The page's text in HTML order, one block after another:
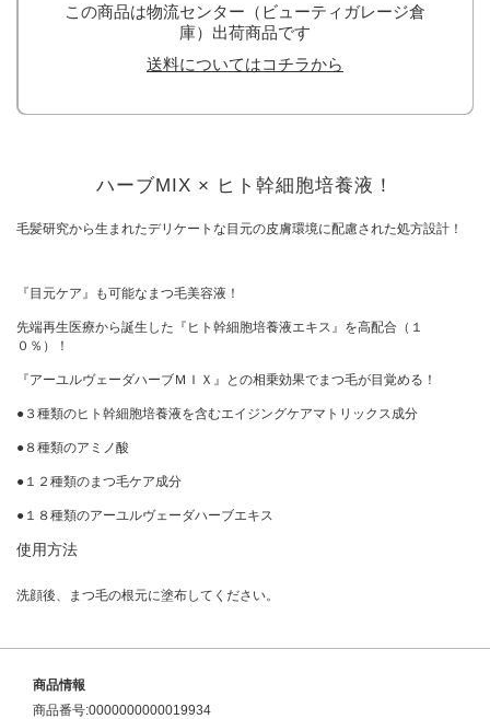
この商品は物流センター（ビューティガレージ倉
庫）出荷商品です
送料についてはコチラから
ハーブMIX × ヒト幹細胞培養液！
毛髪研究から生まれたデリケートな目元の皮膚環境に配慮された処方設計！
『目元ケア』も可能なまつ毛美容液！
先端再生医療から誕生した『ヒト幹細胞培養液エキス』を高配合（１
０％）！
『アーユルヴェーダハーブＭＩＸ』との相乗効果でまつ毛が目覚める！
●３種類のヒト幹細胞培養液を含むエイジングケアマトリックス成分
●８種類のアミノ酸
●１２種類のまつ毛ケア成分
●１８種類のアーユルヴェーダハーブエキス
使用方法
洗顔後、まつ毛の根元に塗布してください。
商品情報
商品番号:0000000000019934